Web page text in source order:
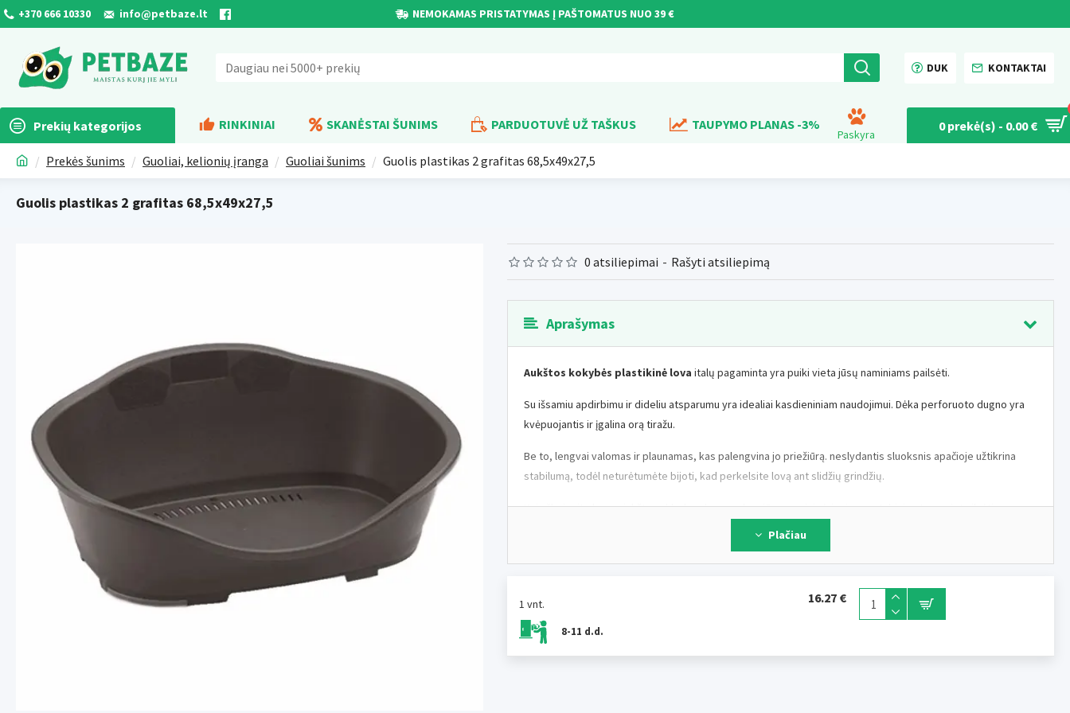
+370 666 10330 info@petbaze.lt NEMOKAMAS PRISTATYMAS Į PAŠTOMATUS NUO 39 €
DUK KONTAKTAI
Prekių kategorijos RINKINIAI SKANĖSTAI ŠUNIMS PARDUOTUVĖ UŽ TAŠKUS TAUPYMO PLANAS -3%
Paskyra
0 prekė(s) - 0.00 €
Prekės šunims Guoliai, kelionių įranga Guoliai šunims Guolis plastikas 2 grafitas 68,5x49x27,5
Guolis plastikas 2 grafitas 68,5x49x27,5
0 atsiliepimai - Rašyti atsiliepimą
1 vnt.
8-11 d.d.
16.27 €
Aprašymas
Aukštos kokybės plastikinė lova italų pagaminta yra puiki vieta jūsų naminiams pailsėti.
Su išsamiu apdirbimu ir dideliu atsparumu yra idealiai kasdieniniam naudojimui. Dėka perforuoto dugno yra
kvėpuojantis ir įgalina orą tiražu.
Be to, lengvai valomas ir plaunamas, kas palengvina jo priežiūrą. neslydantis sluoksnis apačioje užtikrina
stabilumą, todėl neturėtumėte bijoti, kad perkelsite lovą ant slidžių grindžių.
Kai užbaigsite lovą minkšta paklode arba pagalve, jūsų naminis įsigyja nuostabiai patogų vietą ilsėtis.
Spalva:
Plačiau